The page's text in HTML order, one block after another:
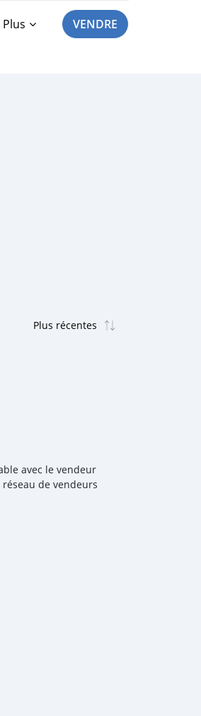
Plus VENDRE
avec le vendeur
de vendeurs